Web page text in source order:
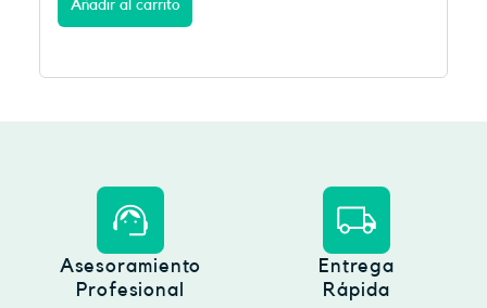
Asesoramiento
Profesional
Entrega
Rápida